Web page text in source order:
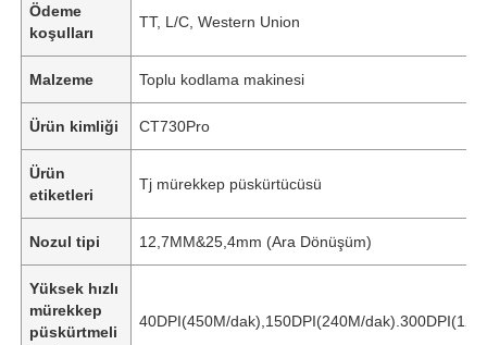
Ödeme
koşulları
TT, L/C, Western Union
Malzeme Toplu kodlama makinesi
Ürün kimliği CT730Pro
Ürün
etiketleri
Tj mürekkep püskürtücüsü
Nozul tipi 12,7MM&25,4mm (Ara Dönüşüm)
Yüksek hızlı
mürekkep
püskürtmeli
40DPI(450M/dak),150DPI(240M/